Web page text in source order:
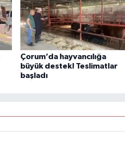
Çorum’da hayvancılığa
büyük destek! Teslimatlar
başladı